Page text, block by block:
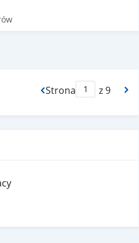
Strona
Max Stronaz 9